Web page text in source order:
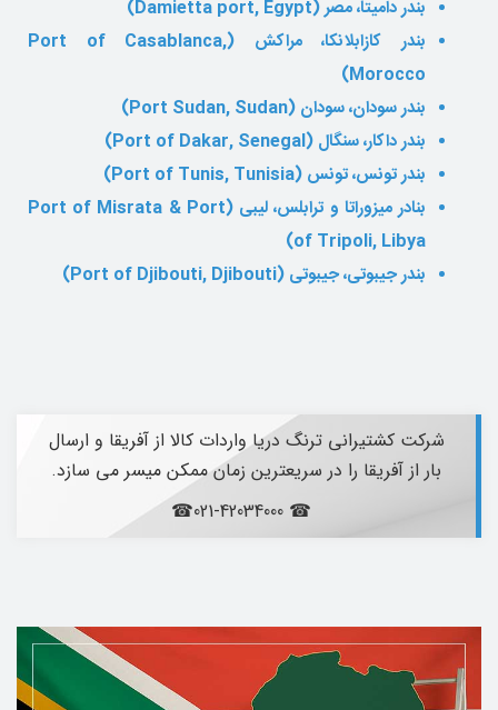
بندر دامیتا، مصر (Damietta port, Egypt)
بندر کازابلانکا، مراکش (Port of Casablanca,
Morocco)
بندر سودان، سودان (Port Sudan, Sudan)
بندر داکار، سنگال (Port of Dakar, Senegal)
بندر تونس، تونس (Port of Tunis, Tunisia)
بنادر میزوراتا و ترابلس، لیبی (Port of Misrata & Port
of Tripoli, Libya)
بندر جیبوتی، جیبوتی (Port of Djibouti, Djibouti)
شرکت کشتیرانی ترنگ دریا واردات کالا از آفریقا و ارسال
بار از آفریقا را در سریعترین زمان ممکن میسر می سازد.
☎ 021-42034000☎